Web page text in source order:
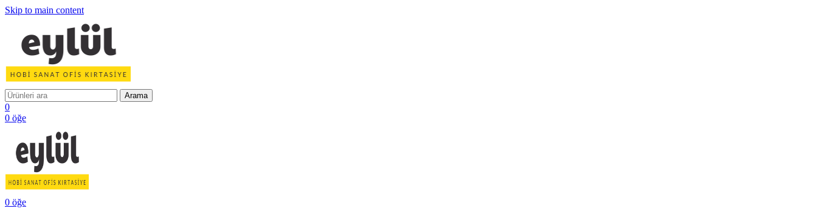
Skip to main content
Arama
0
0 öğe
0 öğe